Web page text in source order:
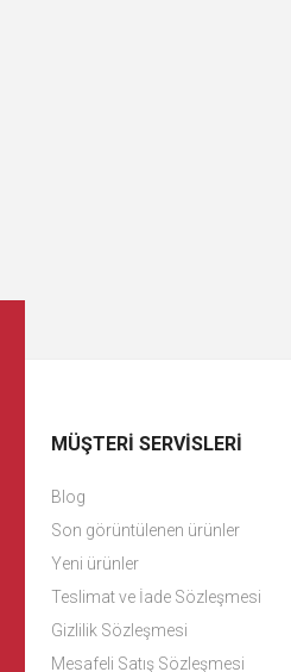
MÜŞTERI SERVISLERI
Blog
Son görüntülenen ürünler
Yeni ürünler
Teslimat ve İade Sözleşmesi
Gizlilik Sözleşmesi
Mesafeli Satış Sözleşmesi